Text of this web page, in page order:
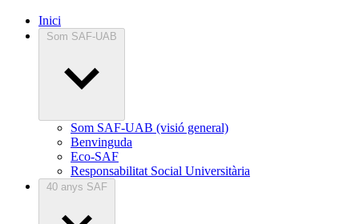
Inici
Som SAF-UAB
Som SAF-UAB (visió general)
Benvinguda
Eco-SAF
Responsabilitat Social Universitària
40 anys SAF